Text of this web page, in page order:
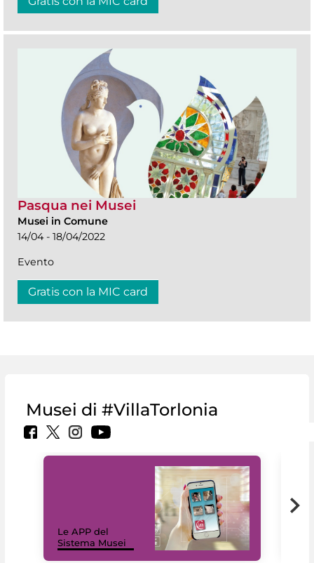
Pasqua nei Musei
Musei in Comune
14/04 - 18/04/2022
Evento
Gratis con la MIC card
Musei di #VillaTorlonia
Le APP del
Sistema Musei